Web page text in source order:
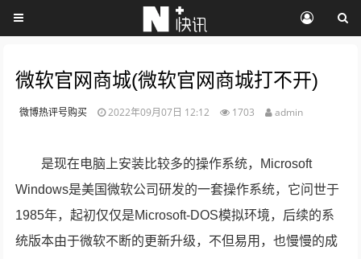
微软官网商城(微软官网商城打不开)
微博热评号购买 2022年09月07日 12:12 1703 admin
是现在电脑上安装比较多的操作系统，Microsoft
Windows是美国微软公司研发的一套操作系统，它问世于
1985年，起初仅仅是Microsoft-DOS模拟环境，后续的系
统版本由于微软不断的更新升级，不但易用，也慢慢的成